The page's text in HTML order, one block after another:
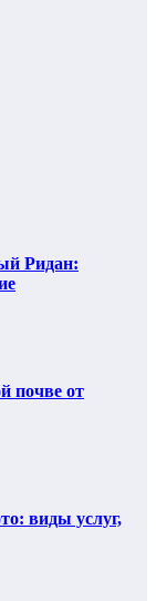
Ридан:
почве от
виды услуг,